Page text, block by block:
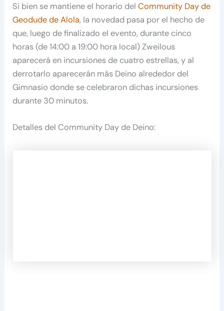
Si bien se mantiene el horario delCommunity Day de
Geodude de Alola, la novedad pasa por el hecho de
que, luego de finalizado el evento, durante cinco
horas (de 14:00 a 19:00 hora local) Zweilous
aparecerá en incursiones de cuatro estrellas, y al
derrotarlo aparecerán más Deino alrededor del
Gimnasio donde se celebraron dichas incursiones
durante 30 minutos.
Detalles del Community Day de Deino: